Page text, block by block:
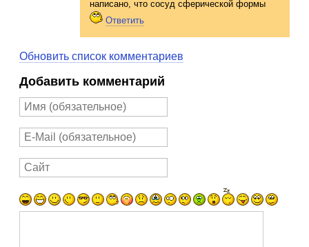
написано, что сосуд сферической формы
Ответить
Обновить список комментариев
Добавить комментарий